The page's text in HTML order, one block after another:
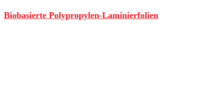
Biobasierte Polypropylen-Laminierfolien